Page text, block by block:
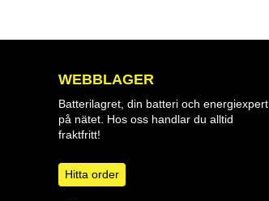
WEBBLAGER
Batterilagret, din batteri och energiexpert
på nätet. Hos oss handlar du alltid
fraktfritt!
Hitta order